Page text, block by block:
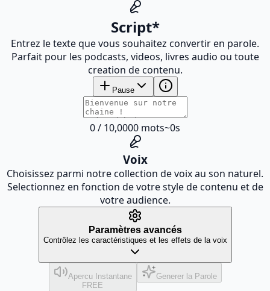
Script*
Entrez le texte que vous souhaitez convertir en parole.
Parfait pour les podcasts, videos, livres audio ou toute
creation de contenu.
Pause
0/ 10,0000 mots~0s
Voix
Choisissez parmi notre collection de voix au son naturel.
Selectionnez en fonction de votre style de contenu et de
votre audience.
Paramètres avancés
Contrôlez les caractéristiques et les effets de la voix
Apercu Instantane
FREE
Generer la Parole